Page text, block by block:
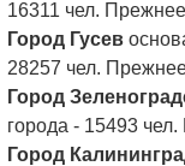
16311 чел.
Город Гусев
28257 чел.
Город
города - 15493
Город